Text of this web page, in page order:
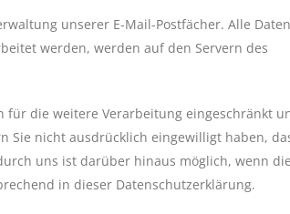
unserer E-Mail-Postfächer. Alle
werden, werden auf den Servern des
für die weitere Verarbeitung eingeschränkt
Sie nicht ausdrücklich eingewilligt haben,
uns ist darüber hinaus möglich, wenn
in dieser Datenschutzerklärung.